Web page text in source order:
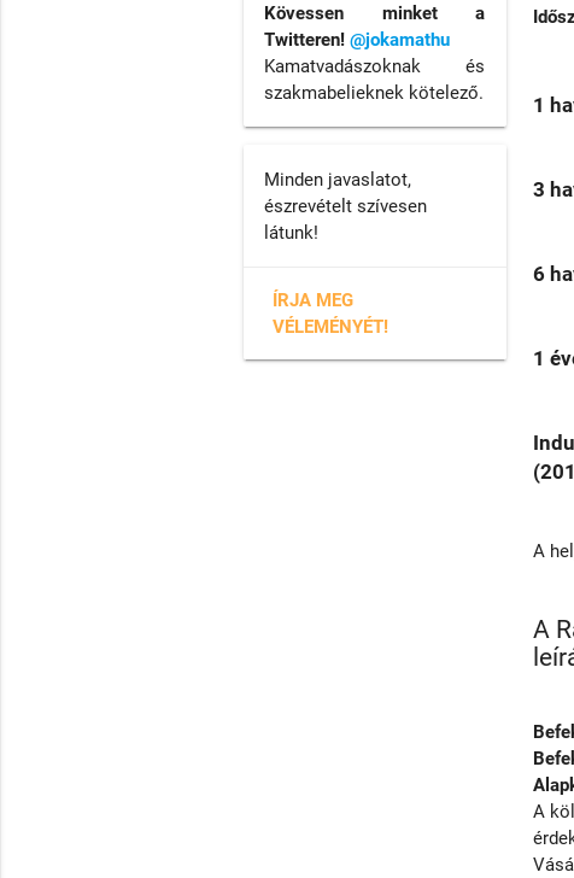
1
3
6
1
A
A
A
Kövessen minket a
Twitteren!@jokamathu
Kamatvadászoknak és
szakmabelieknek kötelező.
Minden javaslatot,
észrevételt szívesen
látunk!
ÍRJA MEG
VÉLEMÉNYÉT!